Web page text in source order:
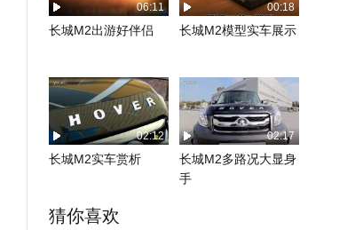
06:11
长城M2出游好伴侣
00:18
长城M2模型实车展示
02:12
长城M2实车赏析
02:17
长城M2多路况大显身
手
猜你喜欢